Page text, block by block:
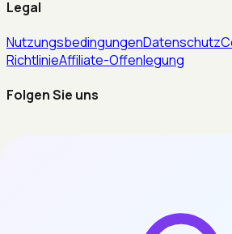
Legal
NutzungsbedingungenDatenschutz
RichtlinieAffiliate-Offenlegung
Folgen Sie uns